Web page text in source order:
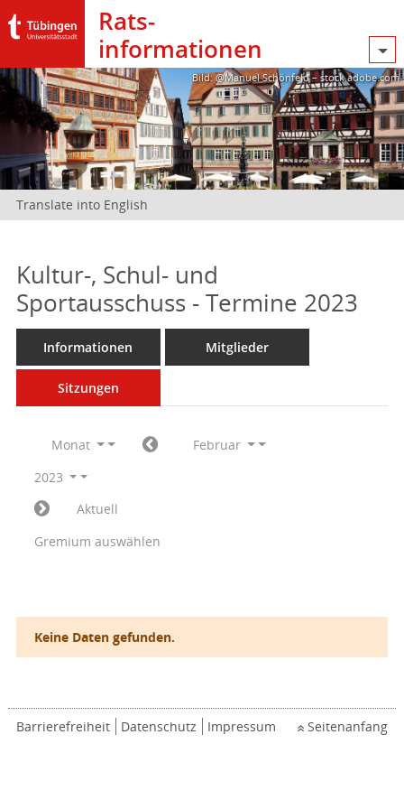
Rats­
informationen
Bild: @Manuel Schönfeld – stock.adobe.com
Translate into English
Kultur-, Schul- und
Sportausschuss - Termine 2023
Informationen Mitglieder
Sitzungen
Monat
Februar
2023
Aktuell
Gremium auswählen
Keine Daten gefunden.
Barrierefreiheit Datenschutz Impressum Seitenanfang